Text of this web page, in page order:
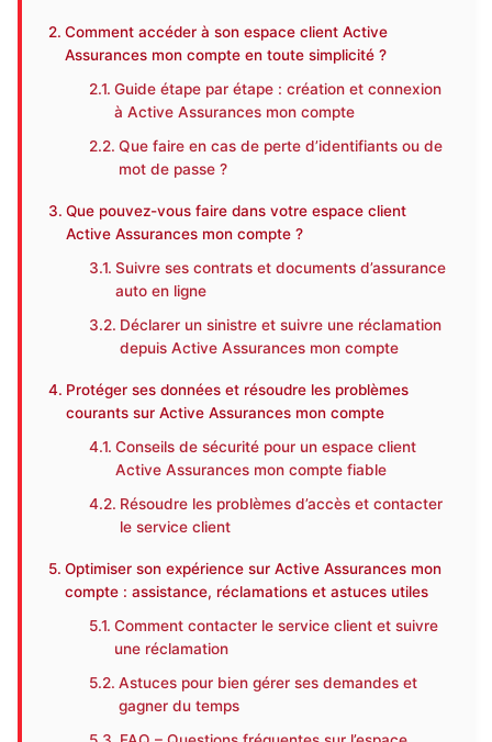
Comment accéder à son espace client Active
Assurances mon compte en toute simplicité ?
Guide étape par étape : création et connexion
à Active Assurances mon compte
Que faire en cas de perte d’identifiants ou de
mot de passe ?
Que pouvez-vous faire dans votre espace client
Active Assurances mon compte ?
Suivre ses contrats et documents d’assurance
auto en ligne
Déclarer un sinistre et suivre une réclamation
depuis Active Assurances mon compte
Protéger ses données et résoudre les problèmes
courants sur Active Assurances mon compte
Conseils de sécurité pour un espace client
Active Assurances mon compte fiable
Résoudre les problèmes d’accès et contacter
le service client
Optimiser son expérience sur Active Assurances mon
compte : assistance, réclamations et astuces utiles
Comment contacter le service client et suivre
une réclamation
Astuces pour bien gérer ses demandes et
gagner du temps